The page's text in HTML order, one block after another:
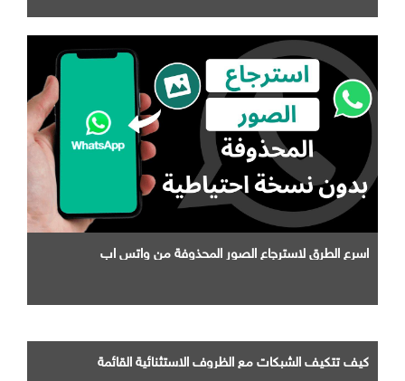
اسرع الطرق لاسترجاع الصور المحذوفة من واتس اب
كيف تتكيف الشبكات مع الظروف الاستثنائية القائمة